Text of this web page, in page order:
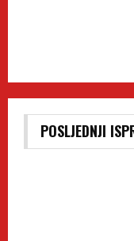
POSLJEDNJI